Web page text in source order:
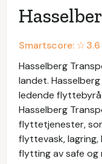
Smartscore: ☆3.6
Hasselberg
landet.
ledende
Hasselberg
flyttetjenester,
flyttevask,
flytting av safe og